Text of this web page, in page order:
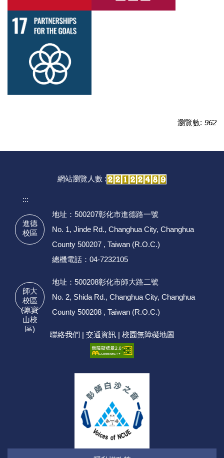
瀏覽數: 962
網站瀏覽人數 :
:::
進德
校區
地址：500207彰化市進德路一號
No. 1, Jinde Rd., Changhua City, Changhua
County 500207 , Taiwan (R.O.C.)
總機電話：04-7232105
師大
校區
(原寶
山校
區)
地址：500208彰化市師大路二號
No. 2, Shida Rd., Changhua City, Changhua
County 500208 , Taiwan (R.O.C.)
聯絡我們 | 交通資訊| 校園無障礙地圖